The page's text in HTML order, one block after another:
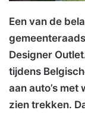
Een van de
Designer
tijdens
aan auto’s
zien trekken.